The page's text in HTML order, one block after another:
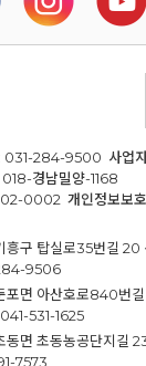
031-284-9500 사업
경남밀양-1168
0002 개인정보보
흥구 탑실로35번길
9506
포면 아산호로840번
531-1625
동면 초동농공단지
7573